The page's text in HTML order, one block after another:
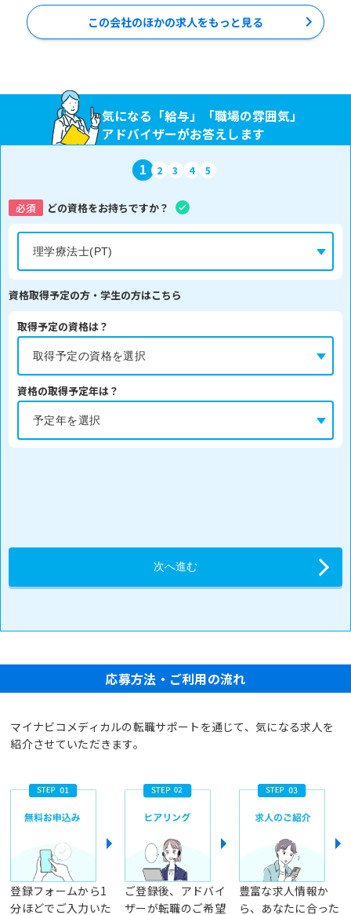
この会社のほかの求人をもっと見る
気になる「給与」「職場の雰囲気」
アドバイザーがお答えします
1 2 3 4 5
必須 どの資格をお持ちですか？
資格取得予定の方・学生の方はこちら
取得予定の資格は？
資格の取得予定年は？
応募方法・ご利用の流れ
マイナビコメディカルの転職サポートを通じて、気になる求人を
紹介させていただきます。
登録フォームから1
分ほどでご入力いた
ご登録後、アドバイ
ザーが転職のご希望
豊富な求人情報か
ら、あなたに合った